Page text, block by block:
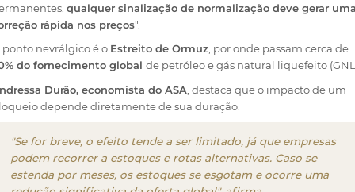
qualquer sinalização de normalização deve gerar uma
rápida nos preços".
ponto nevrálgico é o Estreito de Ormuz, por onde passam cerca de
do fornecimento global de petróleo e gás natural liquefeito
Durão, economista do ASA , destaca que o impacto de um
depende diretamente de sua duração.
"Se for breve, o efeito tende a ser limitado, já que empresas
podem recorrer a estoques e rotas alternativas. Caso se
estenda por meses, os estoques se esgotam e ocorre uma